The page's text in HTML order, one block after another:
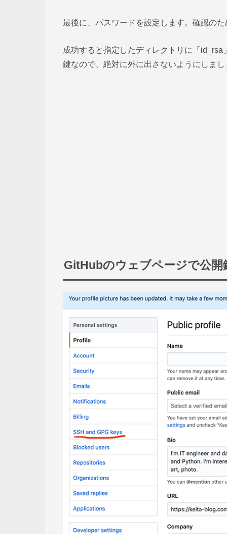
最後に、パスワードを設定します。確認の
成功すると指定したディレクトリに「
鍵なので、絶対に外に出さないようにしまし
GitHubのウェブページで公開